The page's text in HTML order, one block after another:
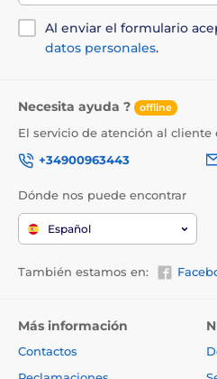
Al enviar el formulario
datos personales.
Necesita ayuda ? offline
El servicio de atención al
+34900963443
Dónde nos puede encontrar
Español
También estamos en:
Más información
Contactos